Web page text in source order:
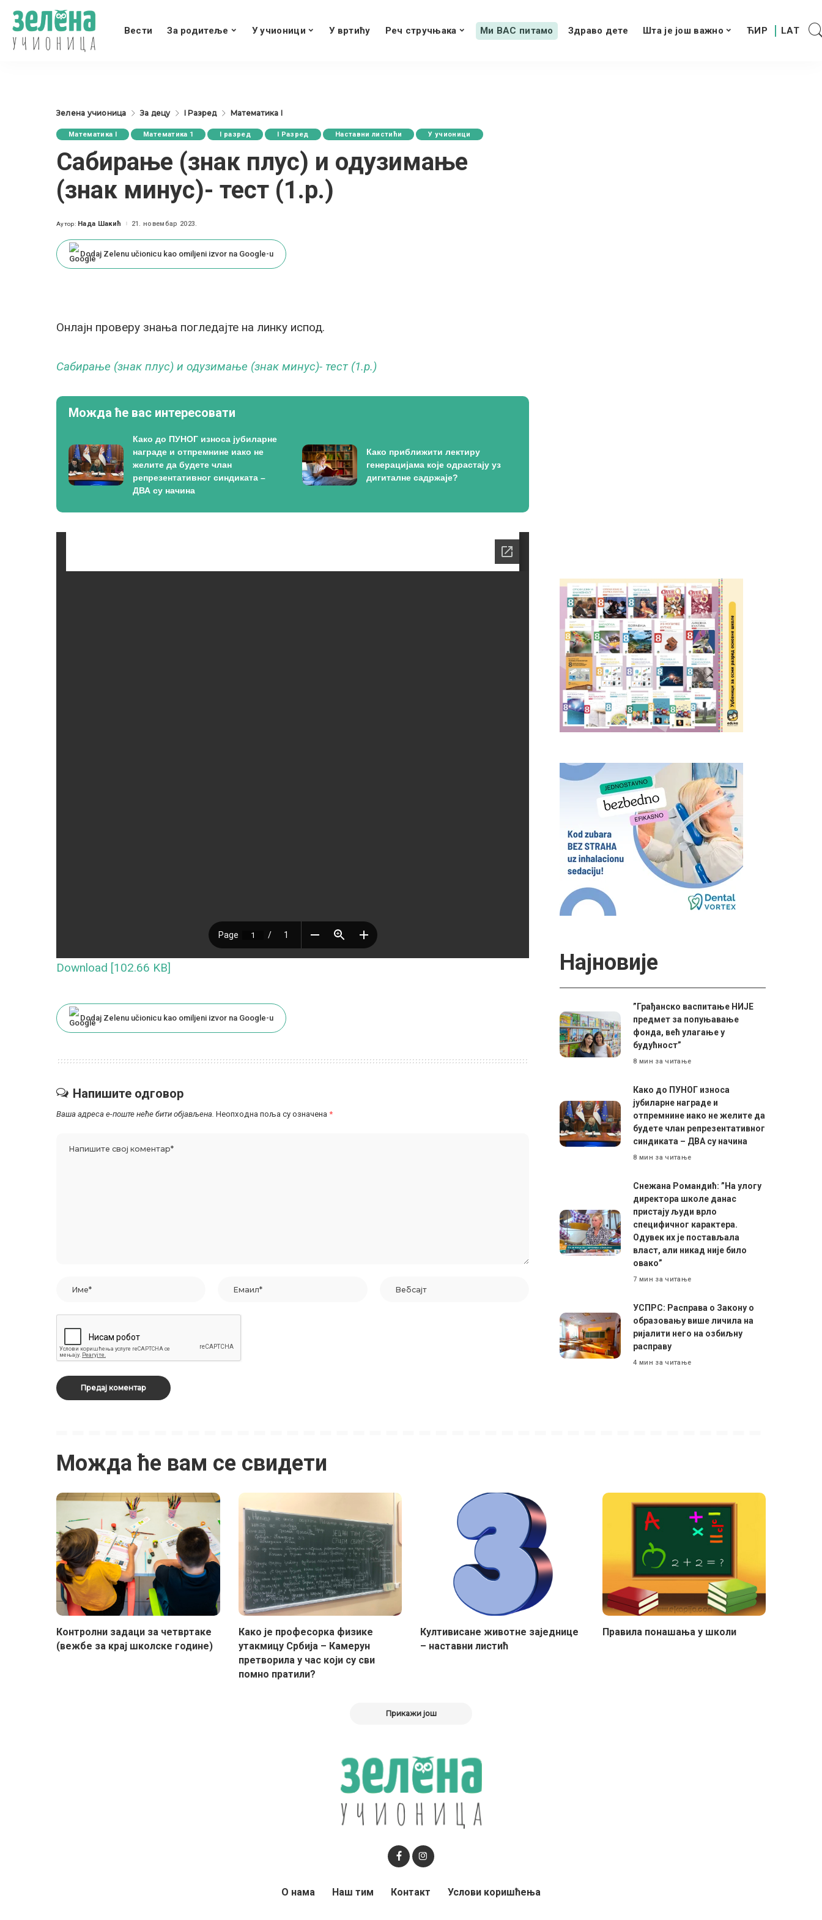
Вести За родитеље У учионици У вртићу Реч стручњака Ми ВАС питамо Здраво дете Шта је још важно
Зелена учионица За децу I Разред Математика I
Математика I Математика 1 I разред I Разред Наставни листићи У учионици
Сабирање (знак плус) и одузимање
(знак минус)- тест (1.р.)
Posted
Аутор: Нада Шакић 21. новембар 2023.
Dodaj Zelenu učionicu kao omiljeni izvor na Google-u
Онлајн проверу знања погледајте на линку испод.
Сабирање (знак плус) и одузимање (знак минус)- тест (1.р.)
Можда ће вас интересовати
Како до ПУНОГ износа јубиларне
награде и отпремнине иако не
желите да будете члан
репрезентативног синдиката –
ДВА су начина
Како приближити лектиру
генерацијама које одрастају уз
дигиталне садржаје?
Download [102.66 KB]
Dodaj Zelenu učionicu kao omiljeni izvor na Google-u
Напишите одговор
Ваша адреса е-поште неће бити објављена. Неопходна поља су означена *
Најновије
”Грађанско васпитање НИЈЕ
предмет за попуњавање
фонда, већ улагање у
будућност”
8 мин за читање
Како до ПУНОГ износа
јубиларне награде и
отпремнине иако не желите да
будете члан репрезентативног
синдиката – ДВА су начина
8 мин за читање
Снежана Романдић: ”На улогу
директора школе данас
пристају људи врло
специфичног карактера.
Одувек их је постављала
власт, али никад није било
овако”
7 мин за читање
УСПРС: Расправа о Закону о
образовању више личила на
ријалити него на озбиљну
расправу
4 мин за читање
Можда ће вам се свидети
Контролни задаци за четвртаке
(вежбе за крај школске године)
Како је професорка физике
утакмицу Србија – Камерун
претворила у час који су сви
помно пратили?
Култивисане животне заједнице
– наставни листић
Правила понашања у школи
Прикажи још
О нама Наш тим Контакт Услови коришћења